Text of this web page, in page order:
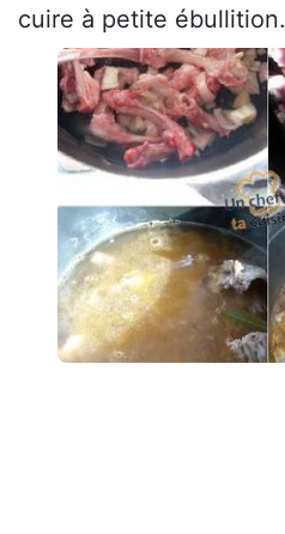
cuire à petite ébullition.